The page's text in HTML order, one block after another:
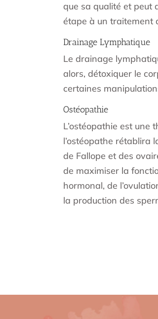
que sa qualité et peut
étape à un traitement
Drainage Lymphatique
Le drainage
alors, détoxiquer le
certaines
Ostéopathie
L’ostéopathie est une
l’ostéopathe rétablira
de Fallope et des
de maximiser la
hormonal, de
la production des